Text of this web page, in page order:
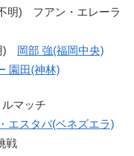
明) フアン・エレーラ
)
岡部 強(福岡中央)
園田(神林)
マッチ
エスタバ(ベネズエラ)
戦